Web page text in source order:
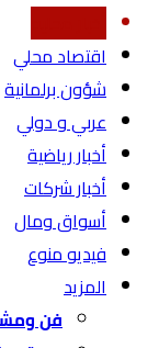
اقتصاد محلي
شؤون برلمانية
عربي و دولي
أخبار رياضية
أخبار شركات
أسواق ومال
فيديو منوع
المزيد
فن